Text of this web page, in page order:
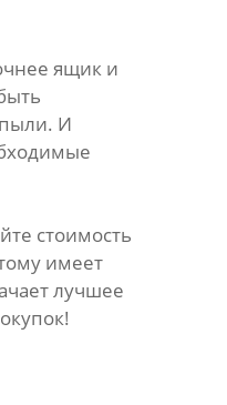
ящик и
И
стоимость
имеет
лучшее